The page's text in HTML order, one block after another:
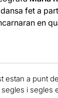
fet a
en
a punt
i segles